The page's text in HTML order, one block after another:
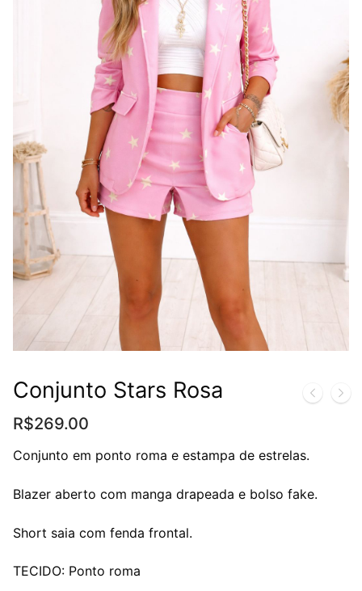
Conjunto Stars Rosa
R$269.00
Conjunto em ponto roma e estampa de estrelas.
Blazer aberto com manga drapeada e bolso fake.
Short saia com fenda frontal.
TECIDO: Ponto roma